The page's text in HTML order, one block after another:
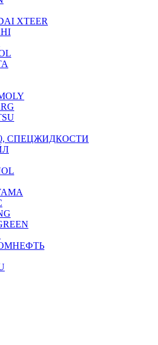
XTEER
СПЕЦЖИДКОСТИ